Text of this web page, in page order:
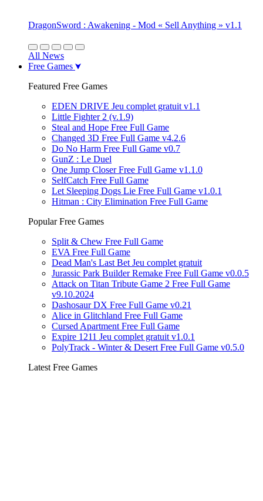
DragonSword : Awakening - Mod « Sell Anything » v1.1
All News
Free Games
Featured Free Games
EDEN DRIVE Jeu complet gratuit v1.1
Little Fighter 2 (v.1.9)
Steal and Hope Free Full Game
Changed 3D Free Full Game v4.2.6
Do No Harm Free Full Game v0.7
GunZ : Le Duel
One Jump Closer Free Full Game v1.1.0
SelfCatch Free Full Game
Let Sleeping Dogs Lie Free Full Game v1.0.1
Hitman : City Elimination Free Full Game
Popular Free Games
Split & Chew Free Full Game
EVA Free Full Game
Dead Man's Last Bet Jeu complet gratuit
Jurassic Park Builder Remake Free Full Game v0.0.5
Attack on Titan Tribute Game 2 Free Full Game
v9.10.2024
Dashosaur DX Free Full Game v0.21
Alice in Glitchland Free Full Game
Cursed Apartment Free Full Game
Expire 1211 Jeu complet gratuit v1.0.1
PolyTrack - Winter & Desert Free Full Game v0.5.0
Latest Free Games